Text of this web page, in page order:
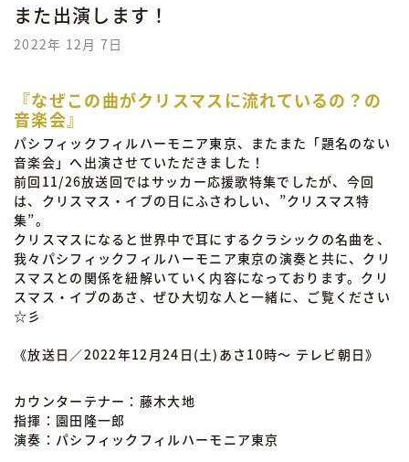
また出演します！
2022年 12月 7日
『なぜこの曲がクリスマスに流れているの？の
音楽会』
パシフィックフィルハーモニア東京、またまた「題名のない
音楽会」へ出演させていただきました！
前回11/26放送回ではサッカー応援歌特集でしたが、今回
は、クリスマス・イブの日にふさわしい、”クリスマス特
集”。
クリスマスになると世界中で耳にするクラシックの名曲を、
我々パシフィックフィルハーモニア東京の演奏と共に、クリ
スマスとの関係を紐解いていく内容になっております。クリ
スマス・イブのあさ、ぜひ大切な人と一緒に、ご覧ください
☆彡
《放送日／2022年12月24日(土)あさ10時〜 テレビ朝日》
カウンターテナー：藤木大地
指揮：園田隆一郎
演奏：パシフィックフィルハーモニア東京